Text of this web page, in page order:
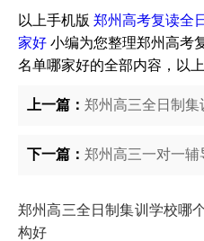
以上手机版 郑州高考复读全
家好 小编为您整理郑州高考
名单哪家好的全部内容，以
上一篇： 郑州高三全日制
下一篇： 郑州高三一对一
郑州高三全日制集训学校哪
构好